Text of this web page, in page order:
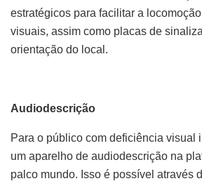
estratégicos para facilitar a
visuais, assim como placas de
orientação do local.
Audiodescrição
Para o público com deficiência visual
um aparelho de audiodescrição na
palco mundo. Isso é possível através